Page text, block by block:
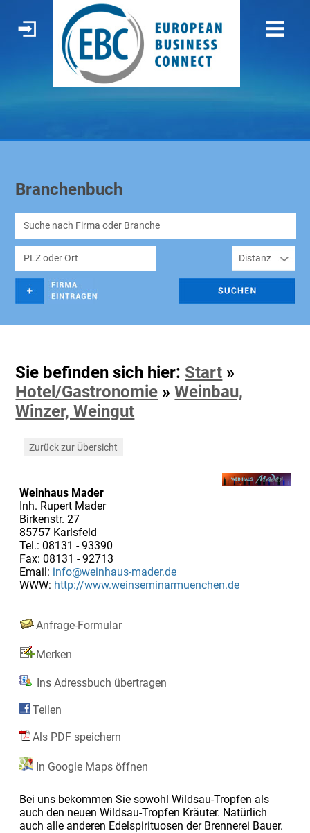
Branchenbuch
Sie befinden sich hier: Start »
Hotel/Gastronomie »Weinbau,
Winzer, Weingut
Zurück zur Übersicht
Weinhaus Mader
Inh. Rupert Mader
Birkenstr. 27
85757 Karlsfeld
Tel.: 08131 - 93390
Fax: 08131 - 92713
Email: info@weinhaus-mader.de
WWW: http://www.weinseminarmuenchen.de
Anfrage-Formular
Merken
Ins Adressbuch übertragen
Teilen
Als PDF speichern
In Google Maps öffnen
Bei uns bekommen Sie sowohl Wildsau-Tropfen als
auch den neuen Wildsau-Tropfen Kräuter. Natürlich
auch alle anderen Edelspirituosen der Brennerei Bauer.